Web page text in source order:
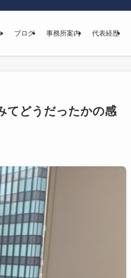
ブログ 事務所案内 代表経歴
てどうだったかの感